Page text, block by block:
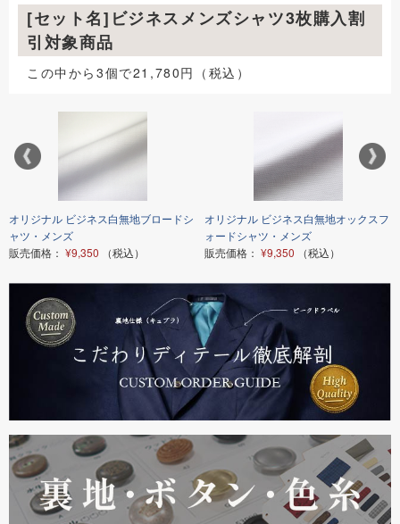
[セット名]ビジネスメンズシャツ3枚購入割
引対象商品
この中から3個で21,780円（税込）
オリジナル ビジネス白無地ブロードシ
ャツ・メンズ
販売価格： ¥9,350 （税込）
オリジナル ビジネス白無地オックスフ
ォードシャツ・メンズ
販売価格： ¥9,350 （税込）